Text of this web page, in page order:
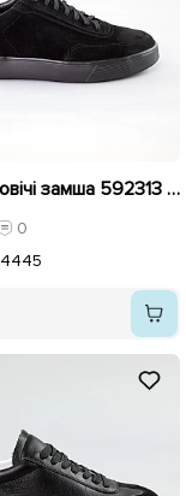
Кеди чоловічі замша 592313 Чорні
0
4445